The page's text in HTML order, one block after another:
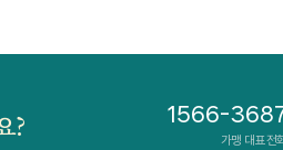
?
1566-
가맹 대표전